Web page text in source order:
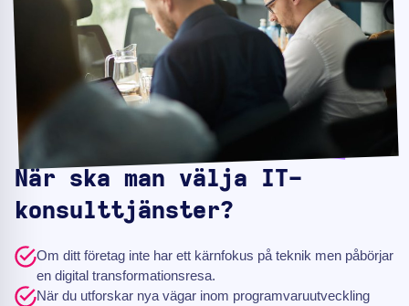
När ska man välja IT-
konsulttjänster?
Om ditt företag inte har ett kärnfokus på teknik men påbörjar
en digital transformationsresa.
När du utforskar nya vägar inom programvaruutveckling